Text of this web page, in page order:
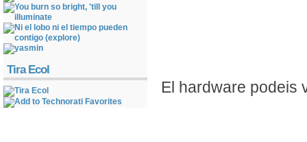
El hardware podeis
Tira Ecol